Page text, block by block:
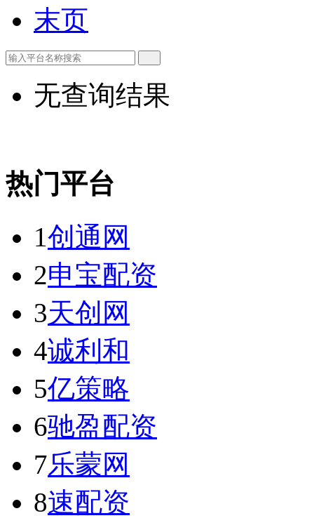
末页
无查询结果
热门平台
1创通网
2申宝配资
3天创网
4诚利和
5亿策略
6驰盈配资
7乐蒙网
8速配资